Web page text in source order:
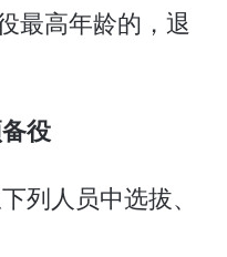
最高年龄的，退
役
列人员中选拔、